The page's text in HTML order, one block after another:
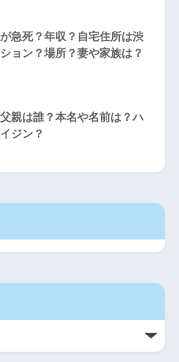
急死？年収？自宅住所は渋
ョン？場所？妻や家族は？
親は誰？本名や名前は？ハ
ジン？